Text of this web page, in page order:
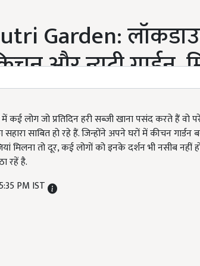
Garden:
और न्यूट्री गार्डन,
लोग जो प्रतिदिन हरी सब्जी खाना पसंद करते हैं वो
साबित हो रहे हैं. जिन्होंने अपने घरों में कीचन गार्डन
मिलना तो दूर, कई लोगों को इनके दर्शन भी नसीब नहीं
रहें है.
PM IST